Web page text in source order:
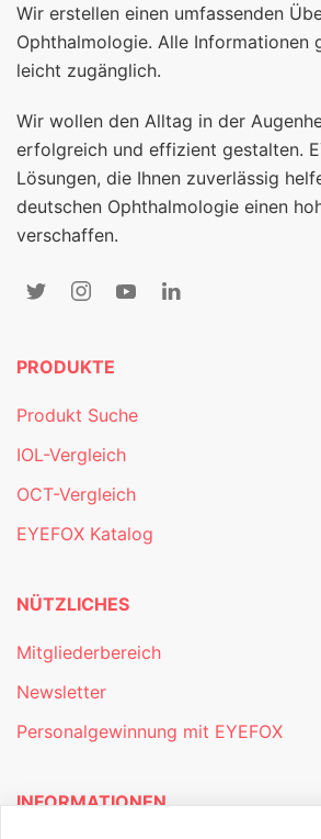
Wir erstellen einen umfassenden
Ophthalmologie. Alle Informationen
leicht zugänglich.
Wir wollen den Alltag in der
erfolgreich und effizient gestalten.
Lösungen, die Ihnen zuverlässig
deutschen Ophthalmologie einen
verschaffen.
PRODUKTE
Produkt Suche
IOL-Vergleich
OCT-Vergleich
EYEFOX Katalog
NÜTZLICHES
Mitgliederbereich
Newsletter
Personalgewinnung mit EYEFOX
INFORMATIONEN